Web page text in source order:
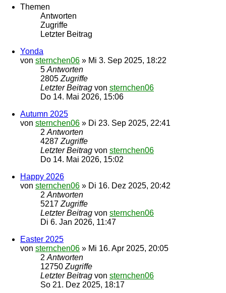
Themen
Antworten
Zugriffe
Letzter Beitrag
Yonda
von sternchen06 » Mi 3. Sep 2025, 18:22
5 Antworten
2805 Zugriffe
Letzter Beitrag von sternchen06
Do 14. Mai 2026, 15:06
Autumn 2025
von sternchen06 » Di 23. Sep 2025, 22:41
2 Antworten
4287 Zugriffe
Letzter Beitrag von sternchen06
Do 14. Mai 2026, 15:02
Happy 2026
von sternchen06 » Di 16. Dez 2025, 20:42
2 Antworten
5217 Zugriffe
Letzter Beitrag von sternchen06
Di 6. Jan 2026, 11:47
Easter 2025
von sternchen06 » Mi 16. Apr 2025, 20:05
2 Antworten
12750 Zugriffe
Letzter Beitrag von sternchen06
So 21. Dez 2025, 18:17